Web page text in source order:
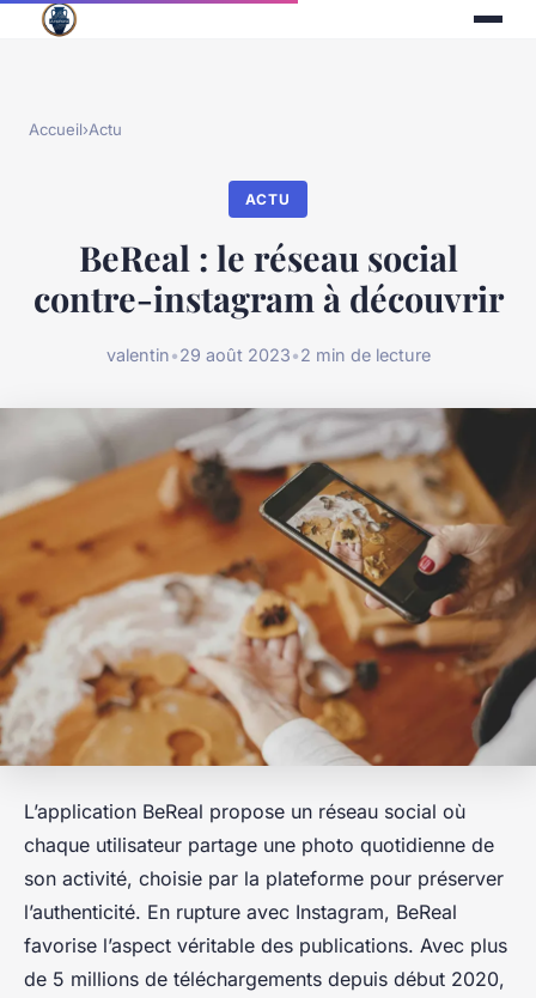
Accueil›Actu
ACTU
BeReal : le réseau social
contre-instagram à découvrir
valentin•29 août 2023•2 min de lecture
L’application BeReal propose un réseau social où
chaque utilisateur partage une photo quotidienne de
son activité, choisie par la plateforme pour préserver
l’authenticité. En rupture avec Instagram, BeReal
favorise l’aspect véritable des publications. Avec plus
de 5 millions de téléchargements depuis début 2020,